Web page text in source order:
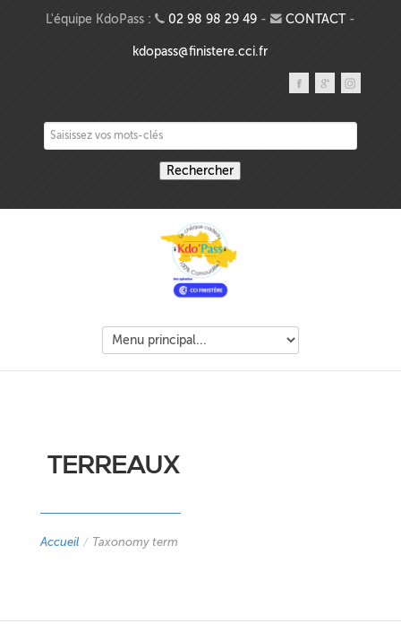
Aller au contenu principal
L'équipe KdoPass : 02 98 98 29 49- CONTACT-
kdopass@finistere.cci.fr
Saisissez vos mots-clés
TERREAUX
Accueil / Taxonomy term